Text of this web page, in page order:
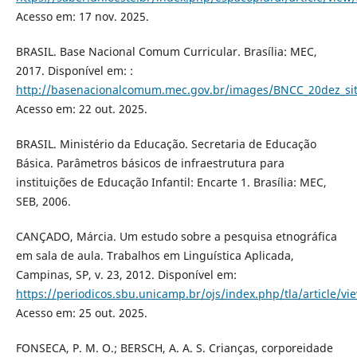
Acesso em: 17 nov. 2025.
BRASIL. Base Nacional Comum Curricular. Brasília: MEC,
2017. Disponível em: :
http://basenacionalcomum.mec.gov.br/images/
Acesso em: 22 out. 2025.
BRASIL. Ministério da Educação. Secretaria de Educação
Básica. Parâmetros básicos de infraestrutura para
instituições de Educação Infantil: Encarte 1. Brasília: MEC,
SEB, 2006.
CANÇADO, Márcia. Um estudo sobre a pesquisa etnográfica
em sala de aula. Trabalhos em Linguística Aplicada,
Campinas, SP, v. 23, 2012. Disponível em:
https://periodicos.sbu.unicamp.br/ojs/index.php/tla/article/
Acesso em: 25 out. 2025.
FONSECA, P. M. O.; BERSCH, A. A. S. Crianças, corporeidade